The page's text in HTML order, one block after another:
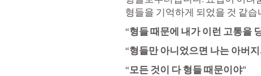
형들을 기억하게 되었을 것 같습
“형들 때문에 내가 이런 고통을
“형들만 아니었으면 나는 아버
“모든 것이 다 형들 때문이야”